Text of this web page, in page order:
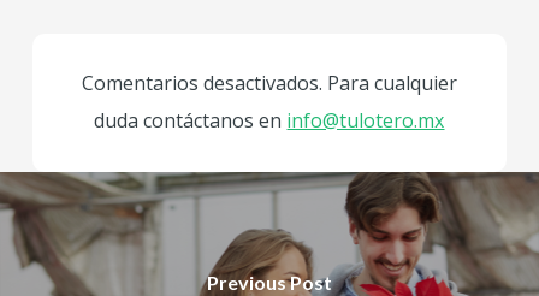
Comentarios desactivados. Para cualquier
duda contáctanos en info@tulotero.mx
Previous Post